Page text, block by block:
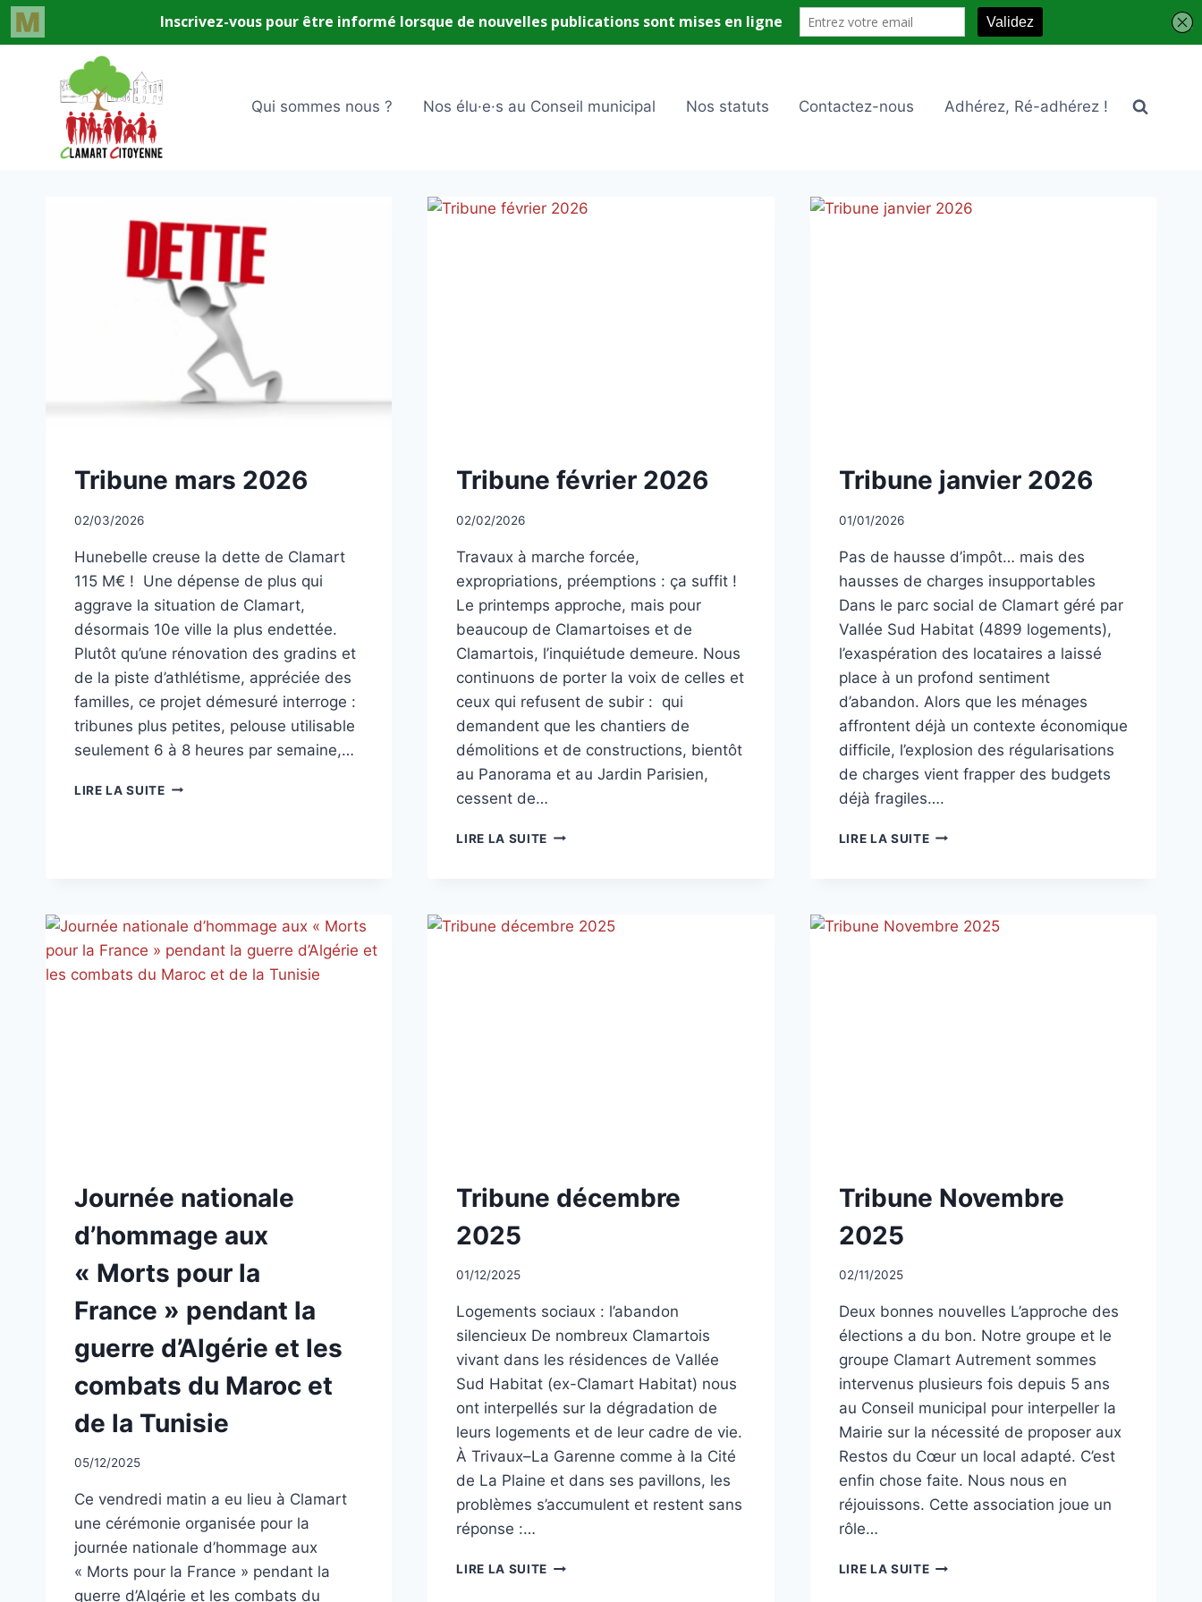
Qui sommes nous ? Nos élu·e·s au Conseil municipal Nos statuts Contactez-nous Adhérez, Ré-adhérez !
NON
CLASSÉ
Tribune mars 2026
Par
02/03/2026
Hunebelle creuse la dette de Clamart
115 M€ ! Une dépense de plus qui
aggrave la situation de Clamart,
désormais 10e ville la plus endettée.
Plutôt qu’une rénovation des gradins et
de la piste d’athlétisme, appréciée des
familles, ce projet démesuré interroge :
tribunes plus petites, pelouse utilisable
seulement 6 à 8 heures par semaine,…
LIRE LA SUITETRIBUNE
NON
CLASSÉ
Tribune février 2026
Par
02/02/2026
Travaux à marche forcée,
expropriations, préemptions : ça suffit !
Le printemps approche, mais pour
beaucoup de Clamartoises et de
Clamartois, l’inquiétude demeure. Nous
continuons de porter la voix de celles et
ceux qui refusent de subir : qui
demandent que les chantiers de
démolitions et de constructions, bientôt
au Panorama et au Jardin Parisien,
cessent de…
LIRE LA SUITE TRIBUNE
NON
CLASSÉ
Tribune janvier 2026
Par
01/01/2026
Pas de hausse d’impôt… mais des
hausses de charges insupportables
Dans le parc social de Clamart géré par
Vallée Sud Habitat (4899 logements),
l’exaspération des locataires a laissé
place à un profond sentiment
d’abandon. Alors que les ménages
affrontent déjà un contexte économique
difficile, l’explosion des régularisations
de charges vient frapper des budgets
déjà fragiles….
LIRE LA SUITETRIBUNE
NON
CLASSÉ
Journée nationale
d’hommage aux
« Morts pour la
France » pendant la
guerre d’Algérie et les
combats du Maroc et
de la Tunisie
Par
05/12/2025
Ce vendredi matin a eu lieu à Clamart
une cérémonie organisée pour la
journée nationale d’hommage aux
« Morts pour la France » pendant la
guerre d’Algérie et les combats du
NON
CLASSÉ
Tribune décembre
2025
Par
01/12/2025
Logements sociaux : l’abandon
silencieux De nombreux Clamartois
vivant dans les résidences de Vallée
Sud Habitat (ex-Clamart Habitat) nous
ont interpellés sur la dégradation de
leurs logements et de leur cadre de vie.
À Trivaux–La Garenne comme à la Cité
de La Plaine et dans ses pavillons, les
problèmes s’accumulent et restent sans
réponse :…
LIRE LA SUITE TRIBUNE
NON
CLASSÉ
Tribune Novembre
2025
Par
02/11/2025
Deux bonnes nouvelles L’approche des
élections a du bon. Notre groupe et le
groupe Clamart Autrement sommes
intervenus plusieurs fois depuis 5 ans
au Conseil municipal pour interpeller la
Mairie sur la nécessité de proposer aux
Restos du Cœur un local adapté. C’est
enfin chose faite. Nous nous en
réjouissons. Cette association joue un
rôle…
LIRE LA SUITETRIBUNE